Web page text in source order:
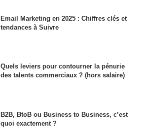
Email Marketing en 2025 : Chiffres clés et
tendances à Suivre
Quels leviers pour contourner la pénurie
des talents commerciaux ? (hors salaire)
B2B, BtoB ou Business to Business, c’est
quoi exactement ?